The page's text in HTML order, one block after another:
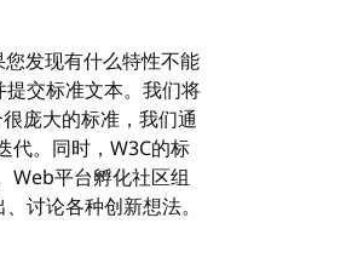
发现有什么特性不能
提交标准文本。我们将
庞大的标准，我们通
代。同时，W3C的标
Web平台孵化社区组
讨论各种创新想法。